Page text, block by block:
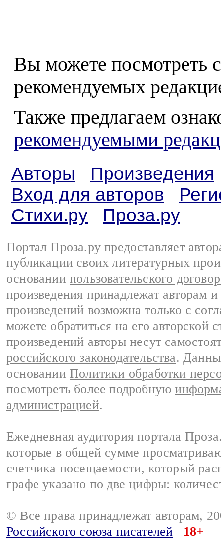
Вы можете посмотреть
рекомендуемых
Также предлагаем
рекомендуемыми
Авторы
Произведения
Вход для авторов
Стихи.ру
Проза.ру
Портал Проза.ру предоставляет
публикации своих литературных
основании пользовательского
произведения принадлежат авторам
произведений возможна только с
можете обратиться на его авторской
произведений авторы несут
российского законодательства.
основании Политики обработки
посмотреть более подробную
администрацией.
Ежедневная аудитория портала
которые в общей сумме
счетчика посещаемости, который
графе указано по две цифры:
© Все права принадлежат авторам,
Российского союза писателей
18+